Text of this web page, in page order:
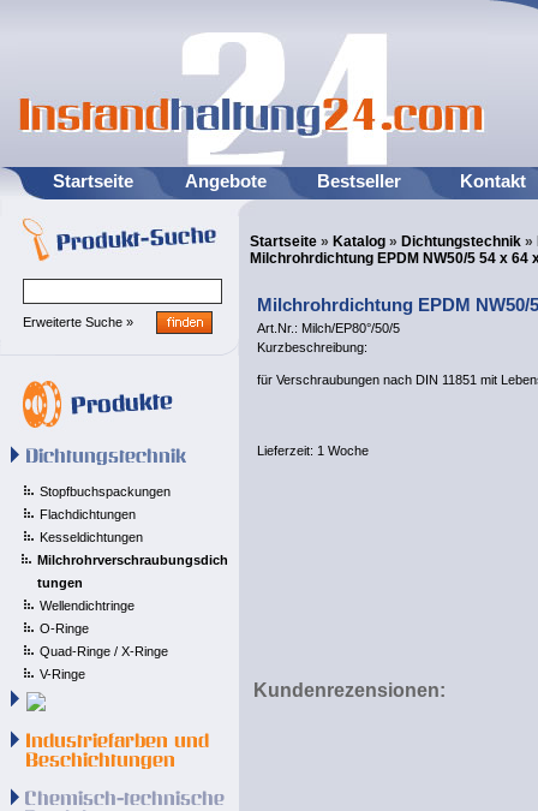
Startseite Angebote Bestseller Kontakt
Erweiterte Suche »
Stopfbuchspackungen
Flachdichtungen
Kesseldichtungen
Milchrohrverschraubungsdich
tungen
Wellendichtringe
O-Ringe
Quad-Ringe / X-Ringe
V-Ringe
Startseite » Katalog » Dichtungstechnik »
Milchrohrdichtung EPDM NW50/5 54 x 64
Milchrohrdichtung EPDM NW50/
Art.Nr.: Milch/EP80°/50/5
Kurzbeschreibung:
für Verschraubungen nach DIN 11851 mit
Lieferzeit: 1 Woche
Kundenrezensionen: